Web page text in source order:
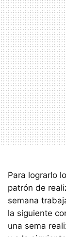
Para lograrlo
patrón de
semana
la siguiente
una sema